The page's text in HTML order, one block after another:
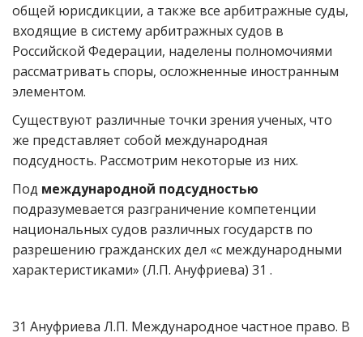
общей юрисдикции, а также все арбитражные суды,
входящие в систему арбитражных судов в
Российской Федерации, наделены полномочиями
рассматривать споры, осложненные иностранным
элементом.
Существуют различные точки зрения ученых, что
же представляет собой международная
подсудность. Рассмотрим некоторые из них.
Под международной подсудностью
подразумевается разграничение компетенции
национальных судов различных государств по
разрешению гражданских дел «с международными
характеристиками» (Л.П. Ануфриева) 31 .
31 Ануфриева Л.П. Международное частное право. В